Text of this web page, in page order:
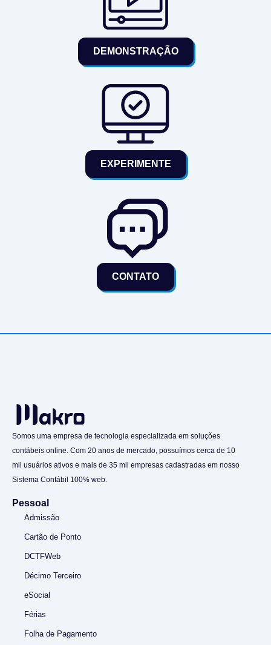
DEMONSTRAÇÃO
EXPERIMENTE
CONTATO
Somos uma empresa de tecnologia especializada em soluções
contábeis online. Com 20 anos de mercado, possuímos cerca de 10
mil usuários ativos e mais de 35 mil empresas cadastradas em nosso
Sistema Contábil 100% web.
Pessoal
Admissão
Cartão de Ponto
DCTFWeb
Décimo Terceiro
eSocial
Férias
Folha de Pagamento